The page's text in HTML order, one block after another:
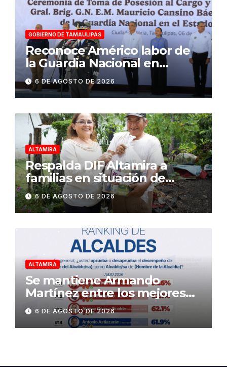
GOBIERNO DE TAMAULIPAS
Reconoce Américo labor de
la Guardia Nacional en
Tamaulipas; atestigua
llegada del nuevo
coordinador estatal
6 DE AGOSTO DE 2026
ALTAMIRA
Respalda DIF Altamira a
familias en situación de
vulnerabilidad
6 DE AGOSTO DE 2026
ALTAMIRA
Se mantiene Armando
Martínez entre los mejores
alcaldes del país y número
uno en Tamaulipas
6 DE AGOSTO DE 2026